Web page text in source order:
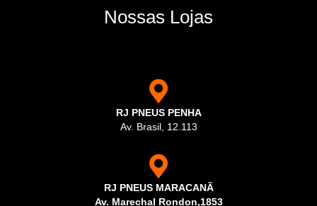
Nossas Lojas
RJ PNEUS PENHA
Av. Brasil, 12.113
RJ PNEUS MARACANÃ
Av. Marechal Rondon,1853